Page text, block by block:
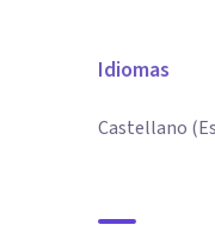
Idiomas
Castellano